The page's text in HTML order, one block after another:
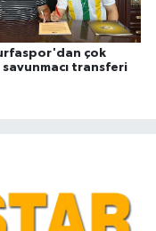
çok
transferi